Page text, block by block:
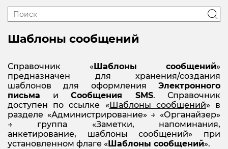
Шаблоны сообщений
Справочник «Шаблоны сообщений»
предназначен для хранения/создания
шаблонов для оформления Электронного
письма и Сообщения SMS. Справочник
доступен по ссылке «Шаблоны сообщений» в
разделе «Администрирование» → «Органайзер»
→ группа «Заметки, напоминания,
анкетирование, шаблоны сообщений» при
установленном флаге «Шаблоны сообщений».